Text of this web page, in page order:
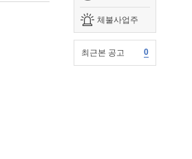
체불사업주
최근본 공고 0